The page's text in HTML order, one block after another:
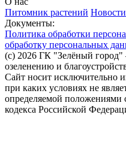
Питомник растений Новости
Документы:
Политика обработки
обработку персональных
(c) 2026 ГК "Зелёный
озеленению и
Сайт носит исключительно
при каких условиях не
определяемой положениями
кодекса Российской